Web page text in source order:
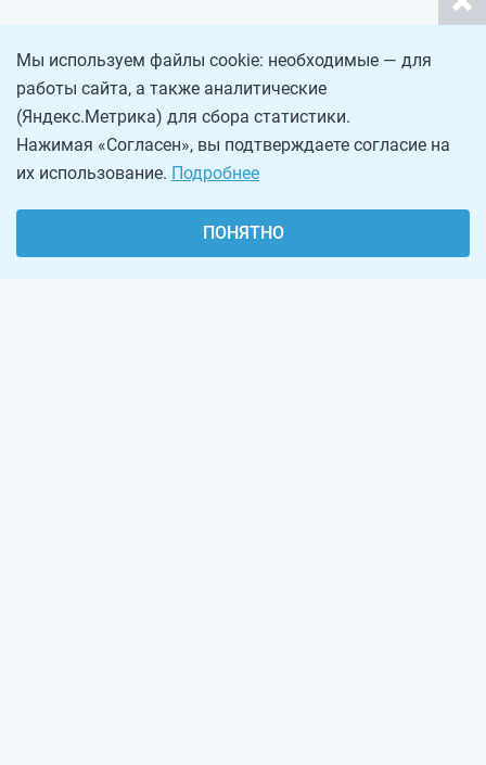
Мы используем файлы cookie: необходимые — для
работы сайта, а также аналитические
(Яндекс.Метрика) для сбора статистики.
Нажимая «Согласен», вы подтверждаете согласие на
их использование. Подробнее
ПОНЯТНО